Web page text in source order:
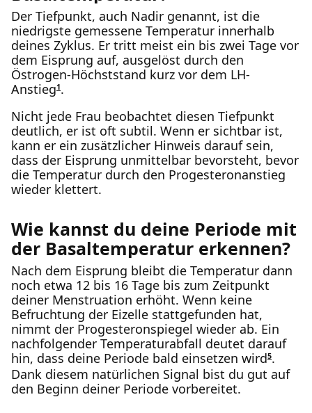
Der Tiefpunkt, auch Nadir genannt, ist die
niedrigste gemessene Temperatur innerhalb
deines Zyklus. Er tritt meist ein bis zwei Tage vor
dem Eisprung auf, ausgelöst durch den
Östrogen-Höchststand kurz vor dem LH-
Anstieg1.
Nicht jede Frau beobachtet diesen Tiefpunkt
deutlich, er ist oft subtil. Wenn er sichtbar ist,
kann er ein zusätzlicher Hinweis darauf sein,
dass der Eisprung unmittelbar bevorsteht, bevor
die Temperatur durch den Progesteronanstieg
wieder klettert.
Wie kannst du deine Periode mit
der Basaltemperatur erkennen?
Nach dem Eisprung bleibt die Temperatur dann
noch etwa 12 bis 16 Tage bis zum Zeitpunkt
deiner Menstruation erhöht. Wenn keine
Befruchtung der Eizelle stattgefunden hat,
nimmt der Progesteronspiegel wieder ab. Ein
nachfolgender Temperaturabfall deutet darauf
hin, dass deine Periode bald einsetzen wird5.
Dank diesem natürlichen Signal bist du gut auf
den Beginn deiner Periode vorbereitet.